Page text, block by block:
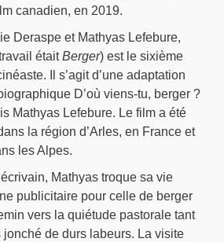
canadien, en 2019.
Deraspe et Mathyas Lefebure,
étaitBerger) est le sixième
Il s’agit d’une adaptation
D’où viens-tu, berger ?
Mathyas Lefebure. Le film a été
la région d’Arles, en France et
les Alpes.
Mathyas troque sa vie
publicitaire pour celle de berger
vers la quiétude pastorale tant
jonché de durs labeurs. La visite